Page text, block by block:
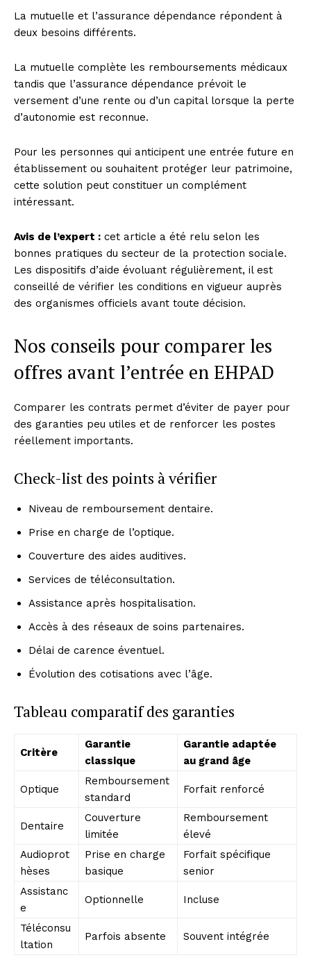
La mutuelle et l’assurance dépendance répondent à
deux besoins différents.
La mutuelle complète les remboursements médicaux
tandis que l’assurance dépendance prévoit le
versement d’une rente ou d’un capital lorsque la perte
d’autonomie est reconnue.
Pour les personnes qui anticipent une entrée future en
établissement ou souhaitent protéger leur patrimoine,
cette solution peut constituer un complément
intéressant.
Avis de l’expert : cet article a été relu selon les
bonnes pratiques du secteur de la protection sociale.
Les dispositifs d’aide évoluant régulièrement, il est
conseillé de vérifier les conditions en vigueur auprès
des organismes officiels avant toute décision.
Nos conseils pour comparer les
offres avant l’entrée en EHPAD
Comparer les contrats permet d’éviter de payer pour
des garanties peu utiles et de renforcer les postes
réellement importants.
Check-list des points à vérifier
Niveau de remboursement dentaire.
Prise en charge de l’optique.
Couverture des aides auditives.
Services de téléconsultation.
Assistance après hospitalisation.
Accès à des réseaux de soins partenaires.
Délai de carence éventuel.
Évolution des cotisations avec l’âge.
Tableau comparatif des garanties
Critère
Garantie
classique
Garantie adaptée
au grand âge
Optique
Remboursement
standard
Forfait renforcé
Dentaire
Couverture
limitée
Remboursement
élevé
Audioprot
hèses
Prise en charge
basique
Forfait spécifique
senior
Assistanc
e
Optionnelle Incluse
Téléconsu
ltation
Parfois absente Souvent intégrée